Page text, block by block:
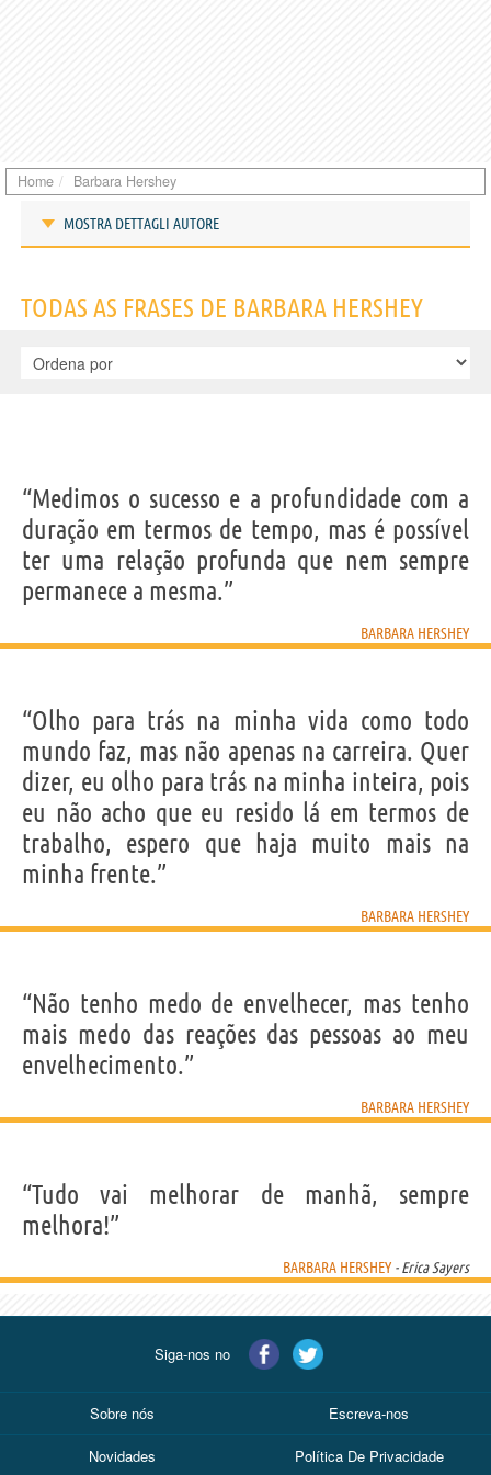
Home Barbara Hershey
MOSTRA DETTAGLI AUTORE
IDENTIKIT E DADOS PESSOAIS
Barbara Lynn
Sobrenome Herzstein
Apelido Barbara Hershey
Nascido 5 Fevereiro 1948
Gênero feminino
Nacionalidade Americana
EM PORTUGUÊS
Personagens relacionados porELENCO GÊNEROS
Nenhum personagem.
TODAS AS FRASES DE BARBARA HERSHEY
“Medimos o sucesso e a profundidade com a
duração em termos de tempo, mas é possível
ter uma relação profunda que nem sempre
permanece a mesma.”
BARBARA HERSHEY
“Olho para trás na minha vida como todo
mundo faz, mas não apenas na carreira. Quer
dizer, eu olho para trás na minha inteira, pois
eu não acho que eu resido lá em termos de
trabalho, espero que haja muito mais na
minha frente.”
BARBARA HERSHEY
“Não tenho medo de envelhecer, mas tenho
mais medo das reações das pessoas ao meu
envelhecimento.”
BARBARA HERSHEY
“Tudo vai melhorar de manhã, sempre
melhora!”
BARBARA HERSHEY - Erica Sayers
Siga-nos no
Sobre nós Escreva-nos
Novidades Política De Privacidade